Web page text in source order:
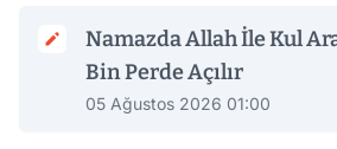
Namazda Allah İle Kul
Bin Perde Açılır
05 Ağustos 2026 01:00